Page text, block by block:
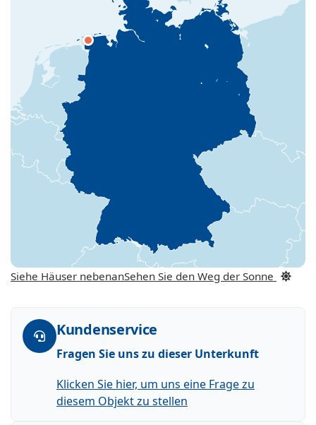
Siehe Häuser nebenanSehen Sie den Weg der Sonne
Kundenservice
Fragen Sie uns zu dieser Unterkunft
Klicken Sie hier, um uns eine Frage zu
diesem Objekt zu stellen